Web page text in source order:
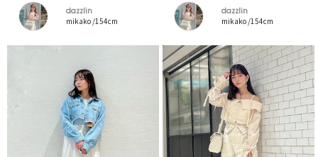
dazzlin
mikako /154cm
dazzlin
mikako /154cm